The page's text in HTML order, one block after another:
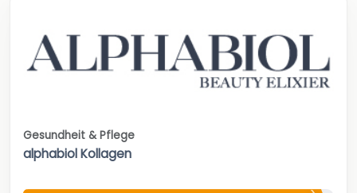
Gesundheit & Pflege
alphabiol Kollagen